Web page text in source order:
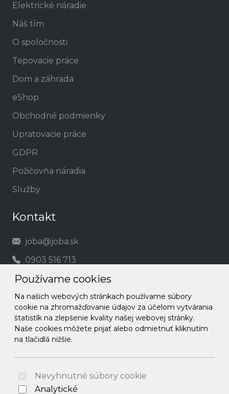
Používame cookies
Na našich webových stránkach používame súbory
cookie na zhromažďovanie údajov za účelom vytvárania
štatistík na zlepšenie kvality našej webovej stránky.
Naše cookies môžete prijať alebo odmietnuť kliknutím
na tlačidlá nižšie.
Nevyhnutné súbory cookie
Analytické
Elektrické náradie
Náš tím
O spoločnosti
Tepovacie práce
Dom a záhrada
eShop
Obchodné podmienky
Upratovacie práce
GDPR
Požičovňa náradia
Služby
Kontakt
joba@joba.sk
0903 516 713
Facebook
Instagram
© 2026 Arrabella s.r.o., mayabella s.r.o., Všetky práva